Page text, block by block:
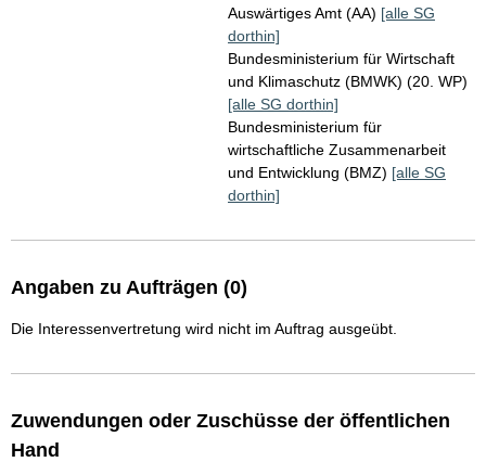
Auswärtiges Amt (AA) [alle SG
dorthin]
Bundesministerium für Wirtschaft
und Klimaschutz (BMWK) (20. WP)
[alle SG dorthin]
Bundesministerium für
wirtschaftliche Zusammenarbeit
und Entwicklung (BMZ) [alle SG
dorthin]
Angaben zu Aufträgen (0)
Die Interessenvertretung wird nicht im Auftrag ausgeübt.
Zuwendungen oder Zuschüsse der öffentlichen
Hand